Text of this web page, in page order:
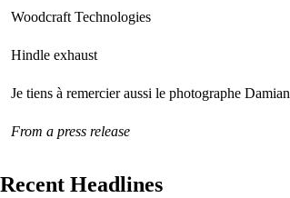
Woodcraft Technologies
Hindle exhaust
Je tiens à remercier aussi le photographe
From a press release
Recent Headlines